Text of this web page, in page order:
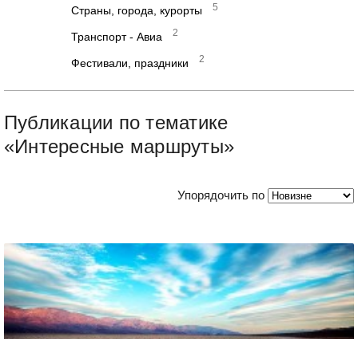
Страны, города, курорты 5
Транспорт - Авиа 2
Фестивали, праздники 2
Публикации по тематике
«Интересные маршруты»
Упорядочить по